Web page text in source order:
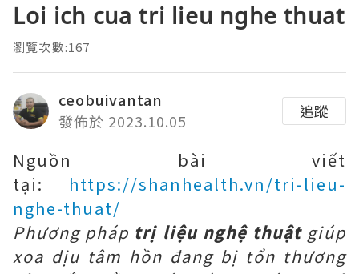
Loi ich cua tri lieu nghe thuat
瀏覽次數:167
ceobuivantan
發佈於 2023.10.05
追蹤
Nguồn bài viết
tại: https://shanhealth.vn/tri-lieu-
nghe-thuat/
Phương pháp trị liệu nghệ thuật giúp
xoa dịu tâm hồn đang bị tổn thương